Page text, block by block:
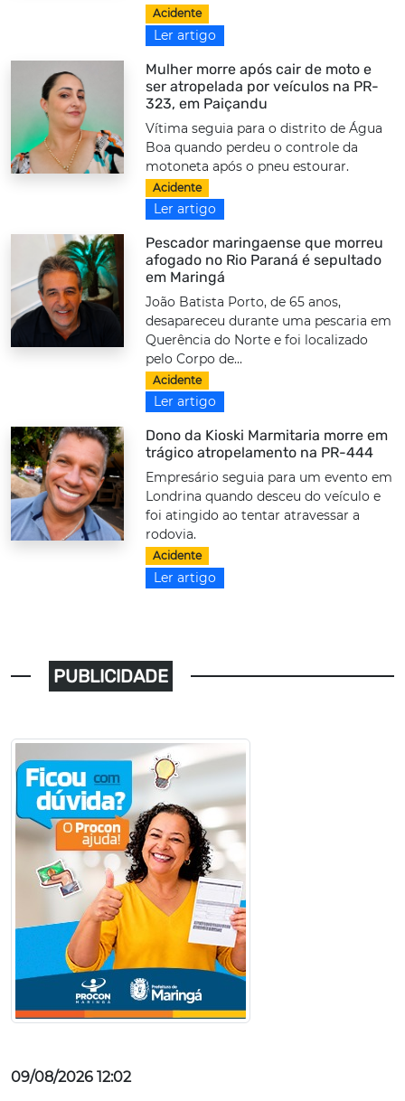
Acidente
Ler artigo
Mulher morre após cair de moto e
ser atropelada por veículos na PR-
323, em Paiçandu
Vítima seguia para o distrito de Água
Boa quando perdeu o controle da
motoneta após o pneu estourar.
Acidente
Ler artigo
Pescador maringaense que morreu
afogado no Rio Paraná é sepultado
em Maringá
João Batista Porto, de 65 anos,
desapareceu durante uma pescaria em
Querência do Norte e foi localizado
pelo Corpo de...
Acidente
Ler artigo
Dono da Kioski Marmitaria morre em
trágico atropelamento na PR-444
Empresário seguia para um evento em
Londrina quando desceu do veículo e
foi atingido ao tentar atravessar a
rodovia.
Acidente
Ler artigo
PUBLICIDADE
09/08/2026 12:02